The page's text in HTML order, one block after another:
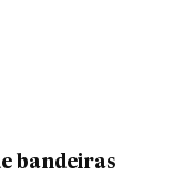
bandeiras